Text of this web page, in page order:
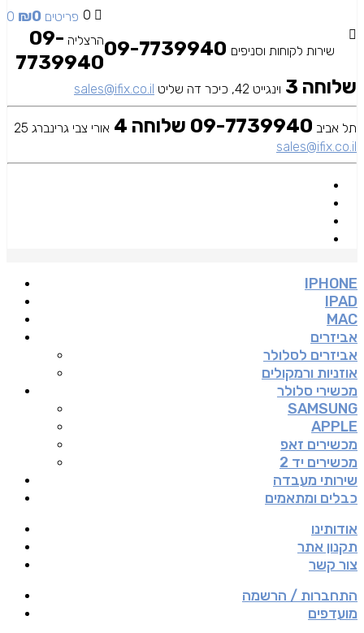
0 0 פריטים ₪0
שירות לקוחות וסניפים
הרצליה 09-
7739940
שלוחה 3
וינגייט 42, כיכר דה שליט sales@ifix.co.il
תל אביב 09-7739940 שלוחה 4
אורי צבי גרינברג 25
sales@ifix.co.il
IPHONE
IPAD
MAC
אביזרים
אביזרים לסלולר
אוזניות ורמקולים
מכשירי סלולר
SAMSUNG
APPLE
מכשירים זאפ
מכשירים יד 2
שירותי מעבדה
כבלים ומתאמים
אודותינו
תקנון אתר
צור קשר
התחברות / הרשמה
מועדפים